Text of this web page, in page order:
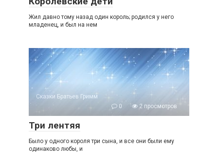
Жил давно тому назад один король; родился у него
младенец, и был на нем
Сказки Братьев Гримм
0
2 просмотров
Три лентяя
Было у одного короля три сына, и все они были ему
одинаково любы, и